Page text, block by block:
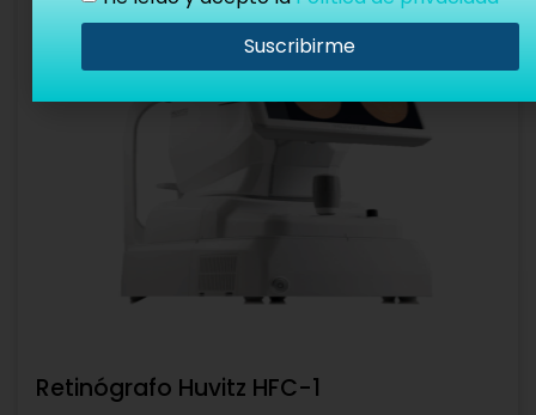
Retinógrafo Huvitz HFC-1
Suscribirme